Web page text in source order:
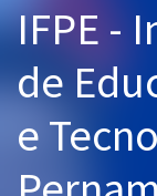
Cursos 20% OFF
Pós
Graduação
OAB
IFPE -
de
e